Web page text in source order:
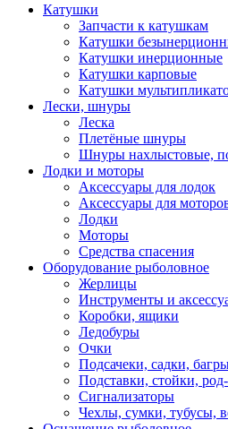
Катушки
Запчасти к катушкам
Катушки
Катушки инерционные
Катушки карповые
Катушки
Лески, шнуры
Леска
Плетёные шнуры
Шнуры нахлыстовые,
Лодки и моторы
Аксессуары для лодок
Аксессуары для
Лодки
Моторы
Средства спасения
Оборудование рыболовное
Жерлицы
Инструменты и
Коробки, ящики
Ледобуры
Очки
Подсачеки, садки,
Подставки, стойки,
Сигнализаторы
Чехлы, сумки, тубусы,